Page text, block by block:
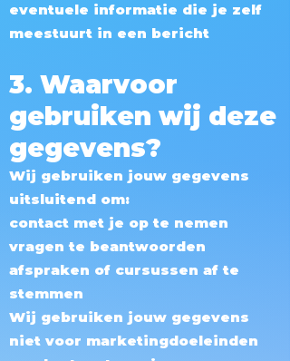
eventuele informatie die je zelf
meestuurt in een bericht
3. Waarvoor
gebruiken wij deze
gegevens?
Wij gebruiken jouw gegevens
uitsluitend om:
contact met je op te nemen
vragen te beantwoorden
afspraken of cursussen af te
stemmen
Wij gebruiken jouw gegevens
niet voor marketingdoeleinden